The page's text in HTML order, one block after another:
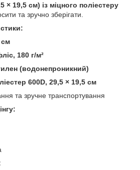
× 19,5 см) із міцного поліестеру
та зручно зберігати.
см
180 г/м²
(водонепроникний)
600D, 29,5 × 19,5 см
та зручне транспортування